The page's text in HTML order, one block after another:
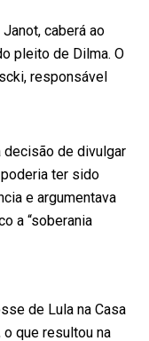
caberá ao
pleito de Dilma. O
responsável
decisão de divulgar
ter sido
e argumentava
a “soberania
de Lula na Casa
que resultou na